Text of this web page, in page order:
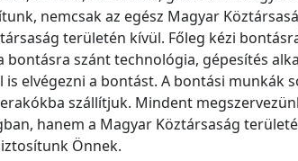
nemcsakaz egész Magyar
területén kívül. Főleg kézi
bontásra szánt technológia, gépesítés
is elvégezni a bontást. A bontási
szállítjuk. Mindent
, hanem a Magyar Köztársaság
Önnek.